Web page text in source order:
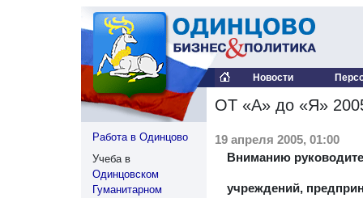
Новости
Работа в Одинцово
Учеба в
Одинцовском
Гуманитарном
ОТ «А» до «Я»
19 апреля 2005, 01:00
Вниманию
учреждений,